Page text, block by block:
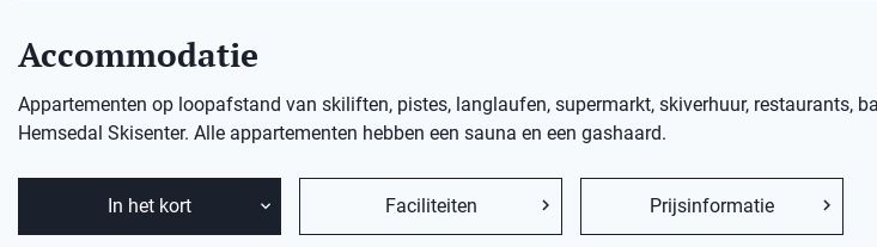
Accommodatie
Appartementen op loopafstand van skiliften, pistes, langlaufen, supermarkt, skiverhuur, restaurants,
Hemsedal Skisenter. Alle appartementen hebben een sauna en een gashaard.
In het kort Faciliteiten Prijsinformatie